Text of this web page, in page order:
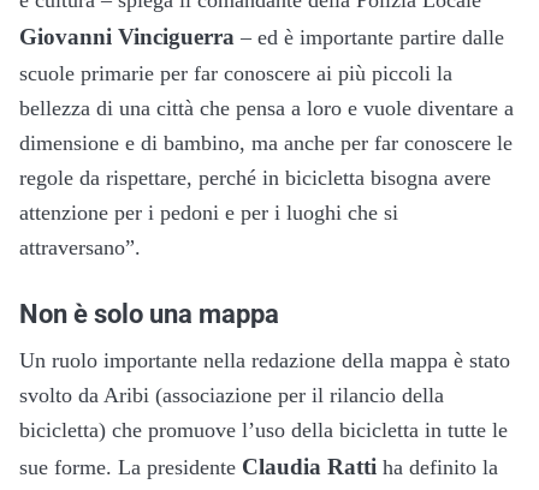
Giovanni Vinciguerra – ed è importante partire dalle
scuole primarie per far conoscere ai più piccoli la
bellezza di una città che pensa a loro e vuole diventare a
dimensione e di bambino, ma anche per far conoscere le
regole da rispettare, perché in bicicletta bisogna avere
attenzione per i pedoni e per i luoghi che si
attraversano”.
Non è solo una mappa
Un ruolo importante nella redazione della mappa è stato
svolto da Aribi (associazione per il rilancio della
bicicletta) che promuove l’uso della bicicletta in tutte le
sue forme. La presidente Claudia Ratti ha definito la